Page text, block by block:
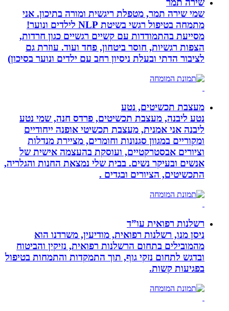
שירה תמר
שמי שירה תמר, מטפלת ריגשית ומורה בתיכון. אני
מתמחה בטיפול רגשי בשיטת NLP לילדים ונוער!
מסייעת בהתמודדות עם קשיים רגשיים כגון חרדות,
הצפות רגשיות, חוסר ביטחון, פחד ועוד. עוזרת גם
לציבור הדתי ובעלת ניסיון רחב עם ילדים ונוער בסיכון)
מעצבת תכשיטים, נטע
נטע ליבנה, מעצבת תכשיטים, פרדס חנה, שמי נטע
ליבנה אני אמנית, מעצבת תכשיטי אופנה ייחודיים
ומקוריים במגוון סגנונות וחומרים, מציירת מנדלות
וציורים אבסטרקטיים, ועוסקת בהעצמה אישית של
אנשים ובעיקר נשים. בבית שלי נמצאת החנות והגלריה,
התכשיטים, הציורים ובגדים .
רשלנות רפואית עו”ד
ניסן מנו, רשלנות רפואית, מודיעין, משרדנו הוא
מהמובילים בתחום הרשלנות רפואית, נזיקין והביטוח
ובדגש לתחום נזקי גוף, תוך התמקדות והתמחות בטיפול
בפגיעות קשות.